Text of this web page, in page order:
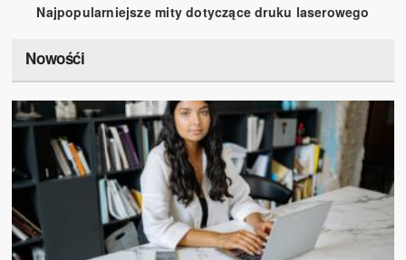
Najpopularniejsze mity dotyczące druku laserowego
Nowośći